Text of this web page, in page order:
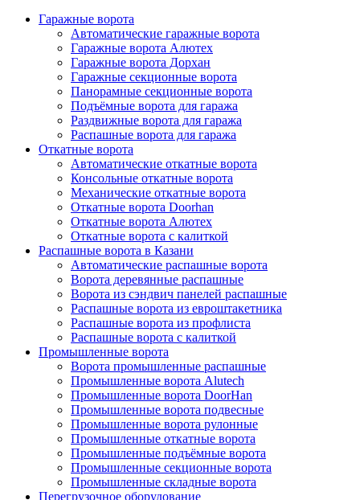
Гаражные ворота
Автоматические гаражные ворота
Гаражные ворота Алютех
Гаражные ворота Дорхан
Гаражные секционные ворота
Панорамные секционные ворота
Подъёмные ворота для гаража
Раздвижные ворота для гаража
Распашные ворота для гаража
Откатные ворота
Автоматические откатные ворота
Консольные откатные ворота
Механические откатные ворота
Откатные ворота Doorhan
Откатные ворота Алютех
Откатные ворота с калиткой
Распашные ворота в Казани
Автоматические распашные ворота
Ворота деревянные распашные
Ворота из сэндвич панелей распашные
Распашные ворота из евроштакетника
Распашные ворота из профлиста
Распашные ворота с калиткой
Промышленные ворота
Ворота промышленные распашные
Промышленные ворота Alutech
Промышленные ворота DoorHan
Промышленные ворота подвесные
Промышленные ворота рулонные
Промышленные откатные ворота
Промышленные подъёмные ворота
Промышленные секционные ворота
Промышленные складные ворота
Перегрузочное оборудование